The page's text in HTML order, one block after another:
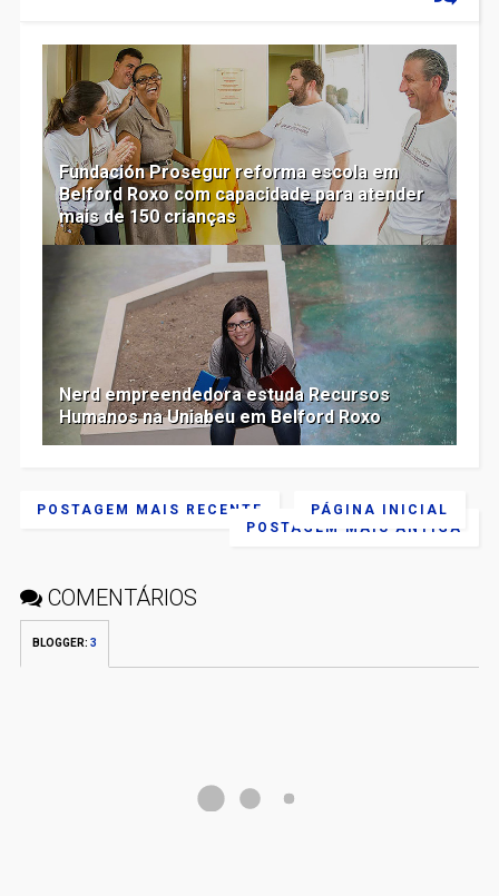
Fundación Prosegur reforma escola em
Belford Roxo com capacidade para atender
mais de 150 crianças
Nerd empreendedora estuda Recursos
Humanos na Uniabeu em Belford Roxo
POSTAGEM MAIS RECENTE
POSTAGEM MAIS ANTIGA
PÁGINA INICIAL
COMENTÁRIOS
BLOGGER: 3